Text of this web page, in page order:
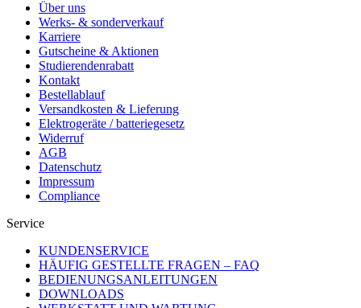
Über uns
Werks- & sonderverkauf
Karriere
Gutscheine & Aktionen
Studierendenrabatt
Kontakt
Bestellablauf
Versandkosten & Lieferung
Elektrogeräte / batteriegesetz
Widerruf
AGB
Datenschutz
Impressum
Compliance
Service
KUNDENSERVICE
HÄUFIG GESTELLTE FRAGEN – FAQ
BEDIENUNGSANLEITUNGEN
DOWNLOADS